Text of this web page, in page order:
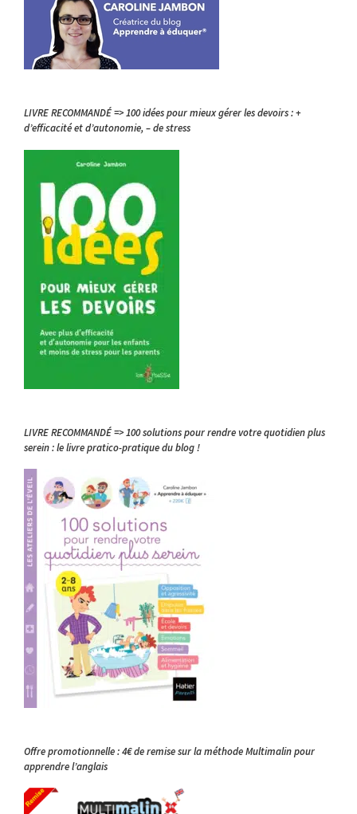
LIVRE RECOMMANDÉ => 100 idées pour mieux gérer les devoirs : +
d’efficacité et d’autonomie, – de stress
LIVRE RECOMMANDÉ => 100 solutions pour rendre votre quotidien plus
serein : le livre pratico-pratique du blog !
Offre promotionnelle : 4€ de remise sur la méthode Multimalin pour
apprendre l’anglais